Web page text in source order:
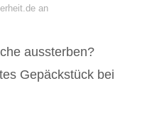
an
aussterben?
Gepäckstück bei